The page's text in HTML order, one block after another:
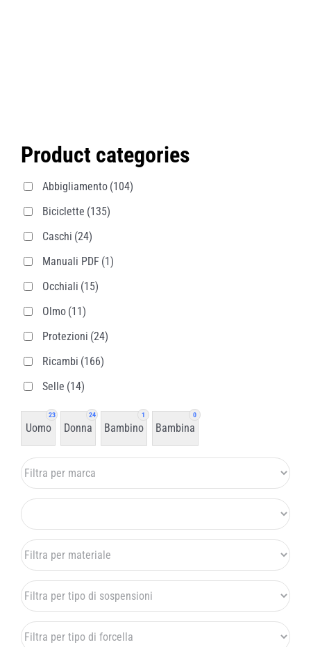
Product categories
Abbigliamento (104)
Biciclette (135)
Caschi (24)
Manuali PDF (1)
Occhiali (15)
Olmo (11)
Protezioni (24)
Ricambi (166)
Selle (14)
23
Uomo
24
Donna
1
Bambino
0
Bambina